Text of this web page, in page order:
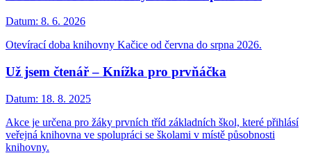
Datum: 8. 6. 2026
Otevírací doba knihovny Kačice od června do srpna 2026.
Už jsem čtenář – Knížka pro prvňáčka
Datum: 18. 8. 2025
Akce je určena pro žáky prvních tříd základních škol, které přihlásí
veřejná knihovna ve spolupráci se školami v místě působnosti
knihovny.